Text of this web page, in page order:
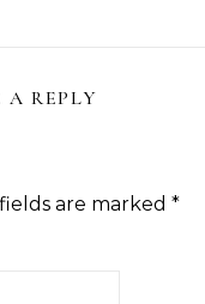
A REPLY
are marked *